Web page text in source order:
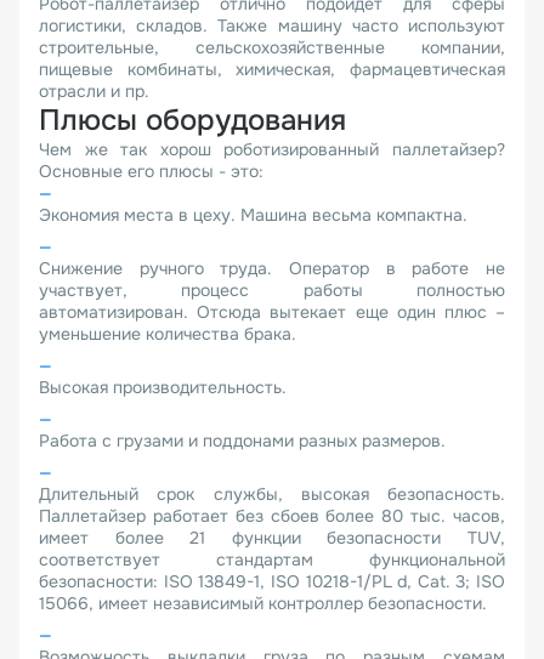
логистики, складов. Также машину часто используют
строительные, сельскохозяйственные компании,
пищевые комбинаты, химическая, фармацевтическая
отрасли и пр.
Плюсы оборудования
Чем же так хорош роботизированный паллетайзер?
Основные его плюсы - это:
Экономия места в цеху. Машина весьма компактна.
Снижение ручного труда. Оператор в работе не
участвует, процесс работы полностью
автоматизирован. Отсюда вытекает еще один плюс –
уменьшение количества брака.
Высокая производительность.
Работа с грузами и поддонами разных размеров.
Длительный срок службы, высокая безопасность.
Паллетайзер работает без сбоев более 80 тыс. часов,
имеет более 21 функции безопасности TUV,
соответствует стандартам функциональной
безопасности: ISO 13849-1, ISO 10218-1/PL d, Cat. 3; ISO
15066, имеет независимый контроллер безопасности.